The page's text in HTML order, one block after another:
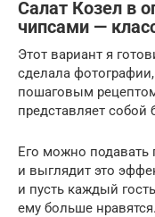
Салат Козел в
чипсами —
Этот вариант я
сделала
пошаговым
представляет
Его можно подавать
и выглядит это
и пусть каждый
ему больше нравятся.